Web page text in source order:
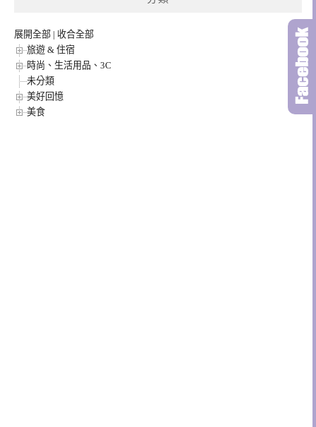
展開全部 | 收合全部
旅遊 & 住宿
時尚、生活用品、3C
未分類
美好回憶
美食